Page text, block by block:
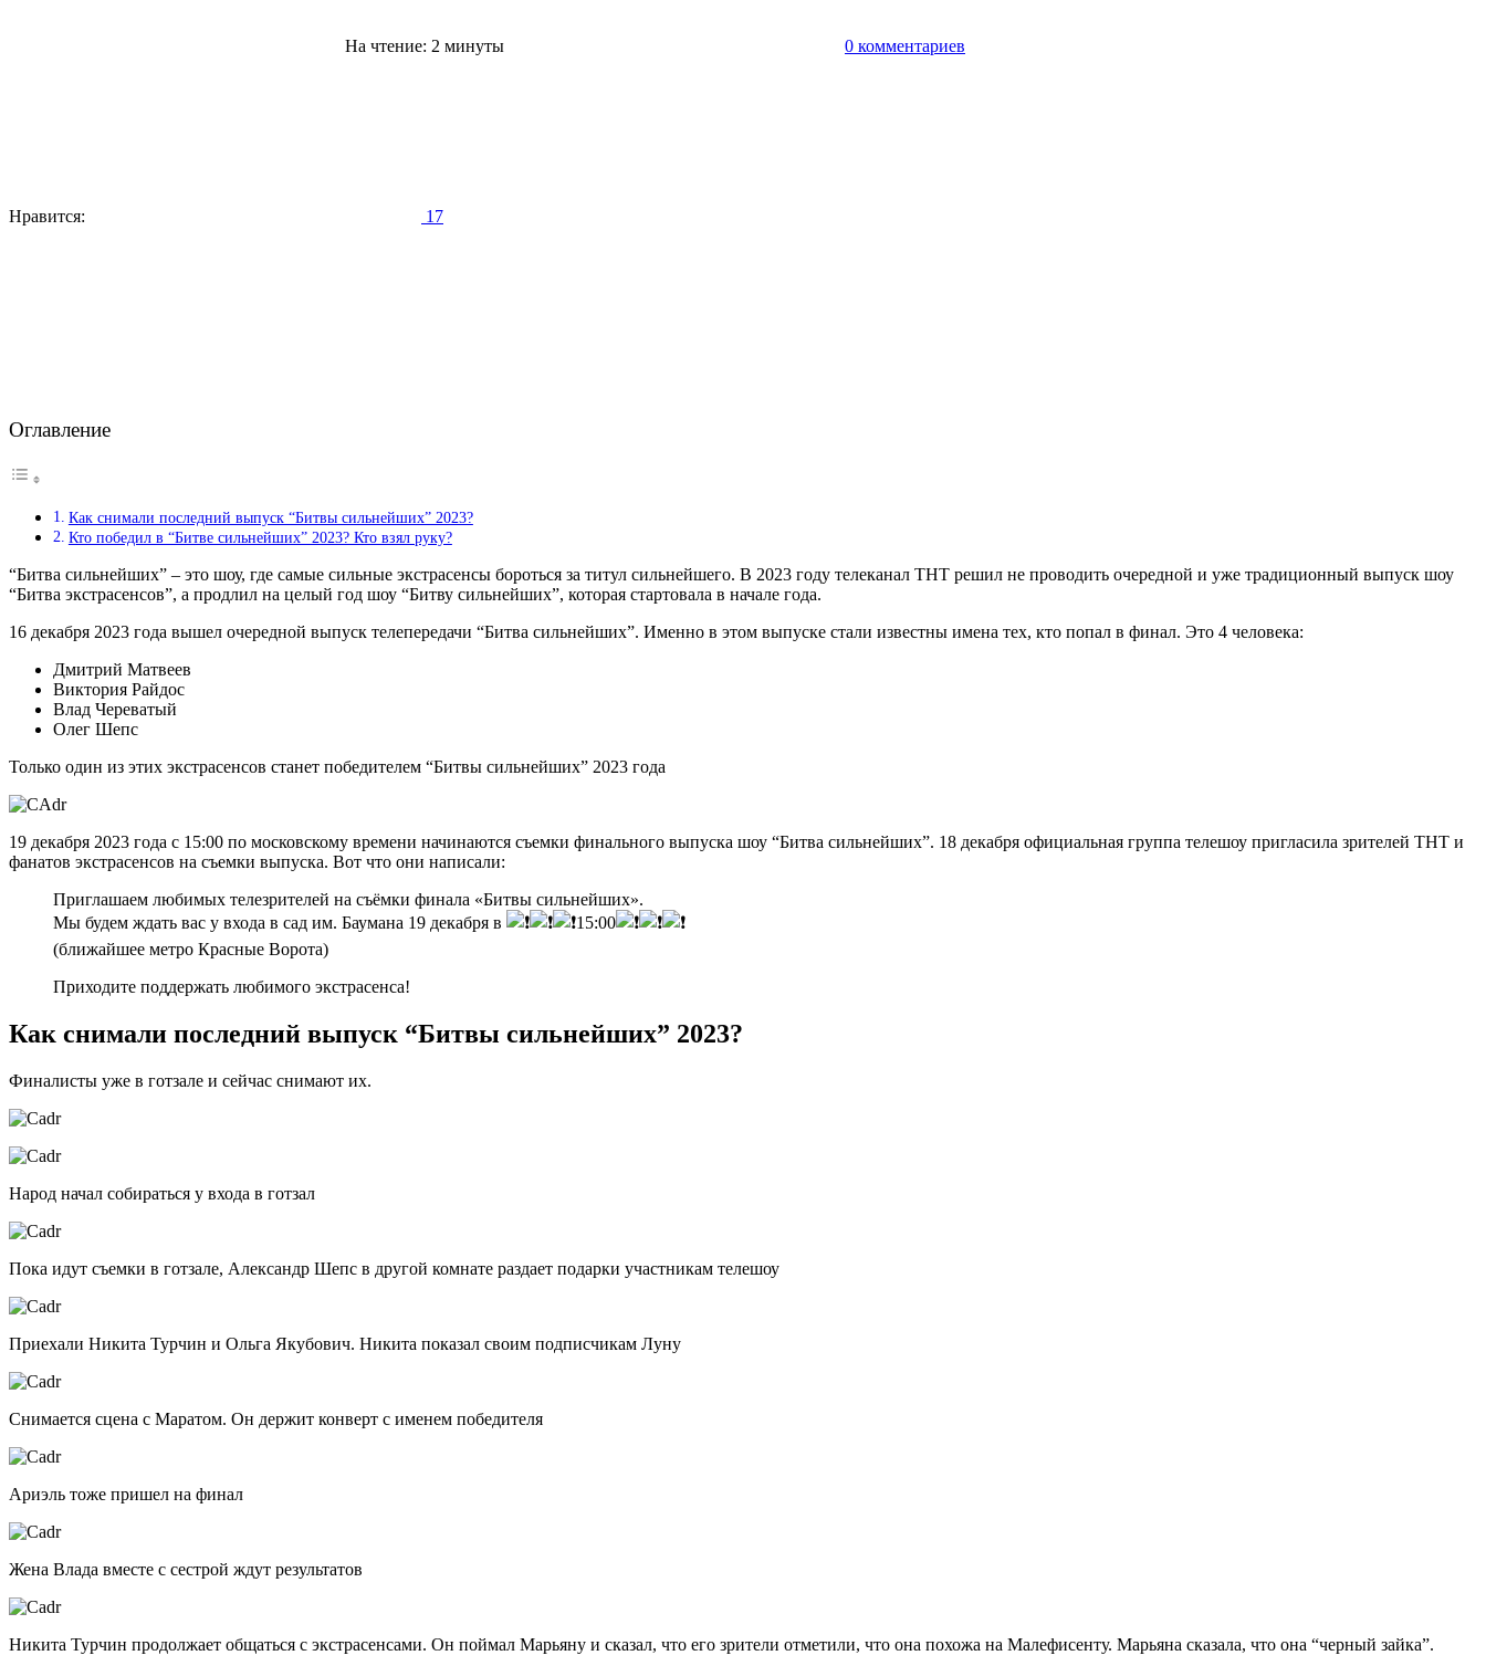
На чтение: 2 минуты 0 комментариев
Нравится: 17
Оглавление
Как снимали последний выпуск “Битвы сильнейших” 2023?
Кто победил в “Битве сильнейших” 2023? Кто взял руку?
“Битва сильнейших” – это шоу, где самые сильные экстрасенсы бороться за титул сильнейшего. В 2023 году телеканал ТНТ решил не проводить очередной и уже традиционный выпуск шоу
“Битва экстрасенсов”, а продлил на целый год шоу “Битву сильнейших”, которая стартовала в начале года.
16 декабря 2023 года вышел очередной выпуск телепередачи “Битва сильнейших”. Именно в этом выпуске стали известны имена тех, кто попал в финал. Это 4 человека:
Дмитрий Матвеев
Виктория Райдос
Влад Череватый
Олег Шепс
Только один из этих экстрасенсов станет победителем “Битвы сильнейших” 2023 года
19 декабря 2023 года с 15:00 по московскому времени начинаются съемки финального выпуска шоу “Битва сильнейших”. 18 декабря официальная группа телешоу пригласила зрителей ТНТ и
фанатов экстрасенсов на съемки выпуска. Вот что они написали:
Приглашаем любимых телезрителей на съёмки финала «Битвы сильнейших».
Мы будем ждать вас у входа в сад им. Баумана 19 декабря в
15:00
(ближайшее метро Красные Ворота)
Приходите поддержать любимого экстрасенса!
Как снимали последний выпуск “Битвы сильнейших” 2023?
Финалисты уже в готзале и сейчас снимают их.
Народ начал собираться у входа в готзал
Пока идут съемки в готзале, Александр Шепс в другой комнате раздает подарки участникам телешоу
Приехали Никита Турчин и Ольга Якубович. Никита показал своим подписчикам Луну
Снимается сцена с Маратом. Он держит конверт с именем победителя
Ариэль тоже пришел на финал
Жена Влада вместе с сестрой ждут результатов
Никита Турчин продолжает общаться с экстрасенсами. Он поймал Марьяну и сказал, что его зрители отметили, что она похожа на Малефисенту. Марьяна сказала, что она “черный зайка”.